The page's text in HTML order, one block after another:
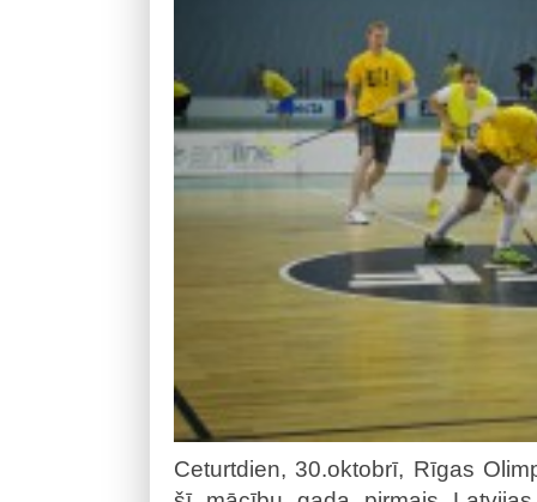
Ceturtdien, 30.oktobrī, Rīgas